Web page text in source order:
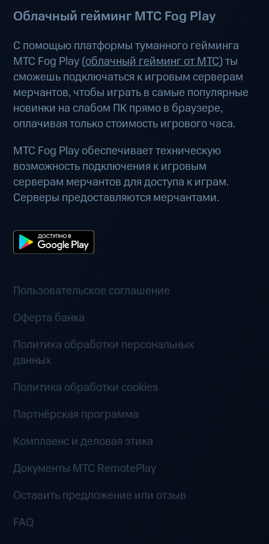
Облачный гейминг МТС Fog Play
С помощью платформы туманного гейминга
МТС Fog Play (облачный гейминг от МТС) ты
сможешь подключаться к игровым серверам
мерчантов, чтобы играть в самые популярные
новинки на слабом ПК прямо в браузере,
оплачивая только стоимость игрового часа.
МТС Fog Play обеспечивает техническую
возможность подключения к игровым
серверам мерчантов для доступа к играм.
Серверы предоставляются мерчантами.
Пользовательское соглашение
Оферта банка
Политика обработки персональных
данных
Политика обработки cookies
Партнёрская программа
Комплаенс и деловая этика
Документы MTC RemotePlay
Оставить предложение или отзыв
FAQ